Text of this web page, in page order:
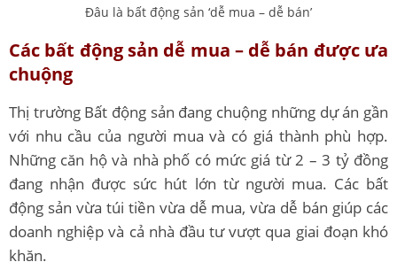
Đâu là bất động sản ‘dễ mua – dễ bán’
Các bất động sản dễ mua – dễ bán được ưa
chuộng
Thị trường Bất động sản đang chuộng những dự án gần
với nhu cầu của người mua và có giá thành phù hợp.
Những căn hộ và nhà phố có mức giá từ 2 – 3 tỷ đồng
đang nhận được sức hút lớn từ người mua. Các bất
động sản vừa túi tiền vừa dễ mua, vừa dễ bán giúp các
doanh nghiệp và cả nhà đầu tư vượt qua giai đoạn khó
khăn.